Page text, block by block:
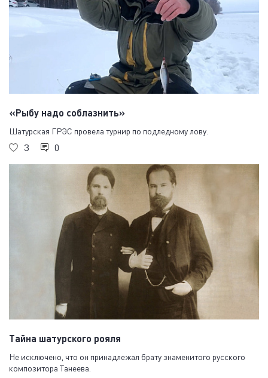
«Рыбу надо соблазнить»
Шатурская ГРЭС провела турнир по подледному лову.
3 0
Тайна шатурского рояля
Не исключено, что он принадлежал брату знаменитого русского
композитора Танеева.